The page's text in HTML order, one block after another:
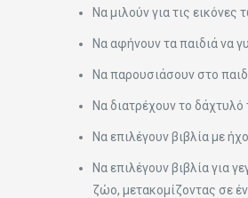
Να μιλούν για τις εικόνες
Να αφήνουν τα παιδιά να
Να παρουσιάσουν στο
Να διατρέχουν το
Να επιλέγουν βιβλία με
Να επιλέγουν βιβλία για
ζώο, μετακομίζοντας σε